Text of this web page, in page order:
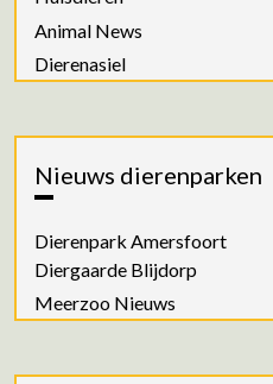
Animal News
Dierenasiel
Nieuws dierenparken
Dierenpark Amersfoort
Diergaarde Blijdorp
Meerzoo Nieuws